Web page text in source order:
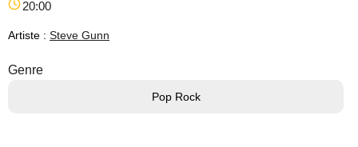
20:00
Artiste : Steve Gunn
Genre
Pop Rock